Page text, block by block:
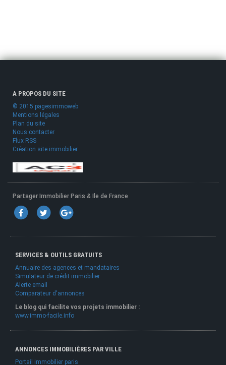
A PROPOS DU SITE
© 2015 pagesimmoweb
Mentions légales
Plan du site
Nous contacter
Flux RSS
Création site immobilier
Partager Immobilier Paris & Ile de France
SERVICES & OUTILS GRATUITS
Annuaire des agences et mandataires
Simulateur de crédit immobilier
Alerte email
Comparateur d'annonces
Le blog qui facilite vos projets immobilier :
www.immo-facile.info
ANNONCES IMMOBILIÈRES PAR VILLE
Portail immobilier paris